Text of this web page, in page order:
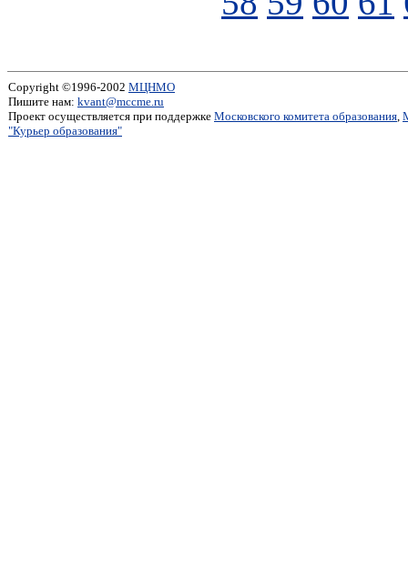
Copyright ©1996-2002 МЦНМО
Пишите нам: kvant@mccme.ru
Проект осуществляется при поддержке Московского комитета образования,
"Курьер образования"